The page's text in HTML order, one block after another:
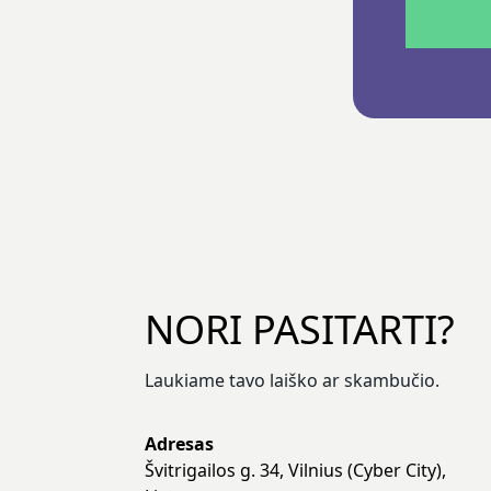
NORI PASITARTI?
Laukiame tavo laiško ar skambučio.
Adresas
Švitrigailos g. 34, Vilnius (Cyber City),